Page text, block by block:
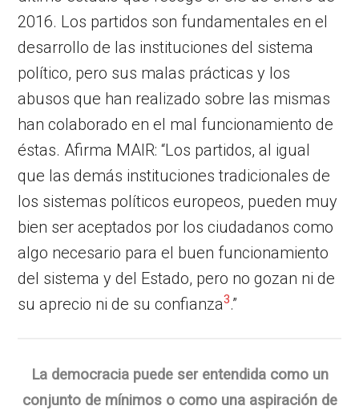
2016. Los partidos son fundamentales en el
desarrollo de las instituciones del sistema
político, pero sus malas prácticas y los
abusos que han realizado sobre las mismas
han colaborado en el mal funcionamiento de
éstas. Afirma MAIR: “Los partidos, al igual
que las demás instituciones tradicionales de
los sistemas políticos europeos, pueden muy
bien ser aceptados por los ciudadanos como
algo necesario para el buen funcionamiento
del sistema y del Estado, pero no gozan ni de
su aprecio ni de su confianza3.”
La democracia puede ser entendida como un
conjunto de mínimos o como una aspiración de